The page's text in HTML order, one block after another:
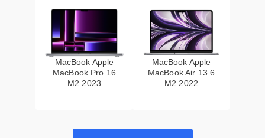
MacBook Apple
MacBook Pro 16
M2 2023
MacBook Apple
MacBook Air 13.6
M2 2022